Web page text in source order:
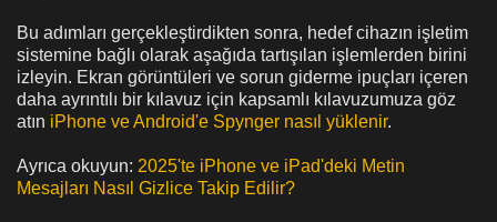
Bu adımları gerçekleştirdikten sonra, hedef cihazın işletim
sistemine bağlı olarak aşağıda tartışılan işlemlerden birini
izleyin. Ekran görüntüleri ve sorun giderme ipuçları içeren
daha ayrıntılı bir kılavuz için kapsamlı kılavuzumuza göz
atın iPhone ve Android'e Spynger nasıl yüklenir.
Ayrıca okuyun: 2025'te iPhone ve iPad'deki Metin
Mesajları Nasıl Gizlice Takip Edilir?